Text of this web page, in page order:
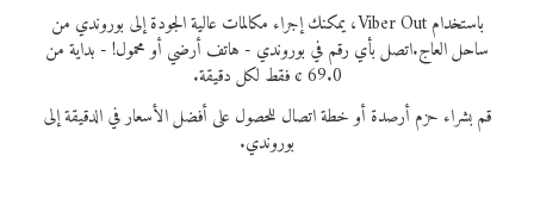
باستخدام Viber Out، يمكنك إجراء مكالمات عالية الجودة إلى بوروندي من
ساحل العاج.اتصل بأي رقم في بوروندي - هاتف أرضي أو محمول! - بداية من
69.0 ¢ فقط لكل دقيقة.
قم بشراء حزم أرصدة أو خطة اتصال للحصول على أفضل الأسعار في الدقيقة إلى
بوروندي.